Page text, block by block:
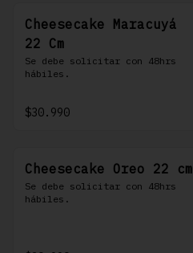
Cheesecake Maracuyá
22 Cm
Se debe solicitar con 48hrs
hábiles.
$30.990
Cheesecake Oreo 22 cm
Se debe solicitar con 48hrs
hábiles.